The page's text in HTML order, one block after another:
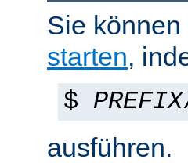
Sie
starten,
$ PREFIX
ausführen.